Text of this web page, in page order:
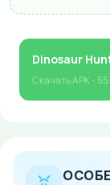
Dinosaur
СкачатьAPK-